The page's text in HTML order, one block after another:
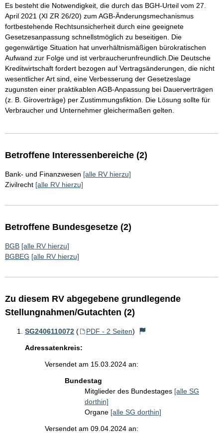
Es besteht die Notwendigkeit, die durch das BGH-Urteil vom 27.
April 2021 (XI ZR 26/20) zum AGB-Änderungsmechanismus
fortbestehende Rechtsunsicherheit durch eine geeignete
Gesetzesanpassung schnellstmöglich zu beseitigen. Die
gegenwärtige Situation hat unverhältnismäßigen bürokratischen
Aufwand zur Folge und ist verbraucherunfreundlich.Die Deutsche
Kreditwirtschaft fordert bezogen auf Vertragsänderungen, die nicht
wesentlicher Art sind, eine Verbesserung der Gesetzeslage
zugunsten einer praktikablen AGB-Anpassung bei Dauerverträgen
(z. B. Giroverträge) per Zustimmungsfiktion. Die Lösung sollte für
Verbraucher und Unternehmer gleichermaßen gelten.
Betroffene Interessenbereiche (2)
Bank- und Finanzwesen [alle RV hierzu]
Zivilrecht [alle RV hierzu]
Betroffene Bundesgesetze (2)
BGB [alle RV hierzu]
BGBEG [alle RV hierzu]
Zu diesem RV abgegebene grundlegende
Stellungnahmen/Gutachten (2)
SG2406110072 ( PDF - 2 Seiten)
Adressatenkreis:
Versendet am 15.03.2024 an:
Bundestag
Mitglieder des Bundestages [alle SG
dorthin]
Organe [alle SG dorthin]
Versendet am 09.04.2024 an: